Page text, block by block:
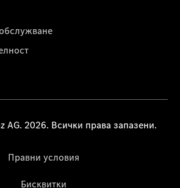
AG. 2026. Всички права запазени.
Правни условия
Бисквитки